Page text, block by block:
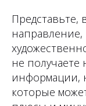
Представьте,
не
информации,
которые